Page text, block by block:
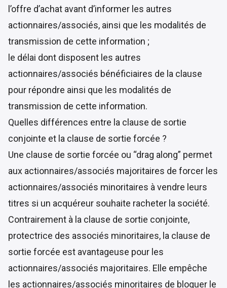
l’offre d’achat avant d’informer les autres
actionnaires/associés, ainsi que les modalités de
transmission de cette information ;
le délai dont disposent les autres
actionnaires/associés bénéficiaires de la clause
pour répondre ainsi que les modalités de
transmission de cette information.
Quelles différences entre la clause de sortie
conjointe et la clause de sortie forcée ?
Une clause de sortie forcée ou “drag along” permet
aux actionnaires/associés majoritaires de forcer les
actionnaires/associés minoritaires à vendre leurs
titres si un acquéreur souhaite racheter la société.
Contrairement à la clause de sortie conjointe,
protectrice des associés minoritaires, la clause de
sortie forcée est avantageuse pour les
actionnaires/associés majoritaires. Elle empêche
les actionnaires/associés minoritaires de bloquer le